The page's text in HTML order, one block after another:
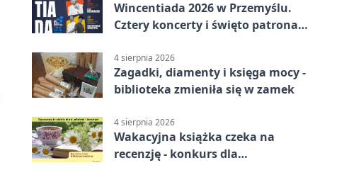
Wincentiada 2026 w Przemyślu.
Cztery koncerty i święto patrona
4 sierpnia 2026
Zagadki, diamenty i księga mocy -
biblioteka zmieniła się w zamek
4 sierpnia 2026
Wakacyjna książka czeka na
recenzję - konkurs dla